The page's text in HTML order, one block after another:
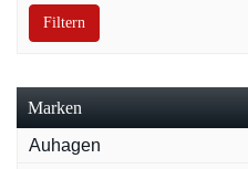
Filtern
Marken
Auhagen